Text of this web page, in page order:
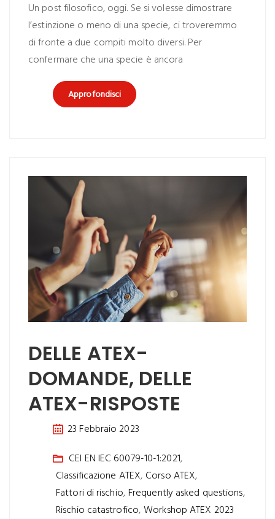
Un post filosofico, oggi. Se si volesse dimostrare
l’estinzione o meno di una specie, ci troveremmo
di fronte a due compiti molto diversi. Per
confermare che una specie è ancora
Approfondisci
DELLE ATEX-
DOMANDE, DELLE
ATEX-RISPOSTE
23 Febbraio 2023
CEI EN IEC 60079-10-1:2021,
Classificazione ATEX, Corso ATEX,
Fattori di rischio,Frequently asked questions,
Rischio catastrofico,Workshop ATEX 2023